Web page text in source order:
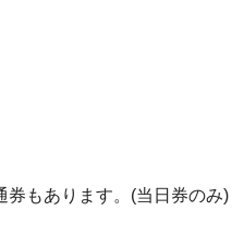
もあります。(当日券のみ)